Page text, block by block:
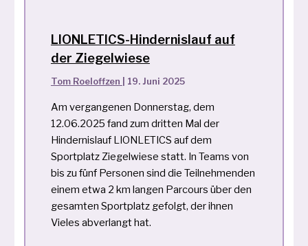
LIONLETICS-Hindernislauf auf
der Ziegelwiese
Tom Roeloffzen 19. Juni 2025
Am vergangenen Donnerstag, dem
12.06.2025 fand zum dritten Mal der
Hindernislauf LIONLETICS auf dem
Sportplatz Ziegelwiese statt. In Teams von
bis zu fünf Personen sind die Teilnehmenden
einem etwa 2 km langen Parcours über den
gesamten Sportplatz gefolgt, der ihnen
Vieles abverlangt hat.